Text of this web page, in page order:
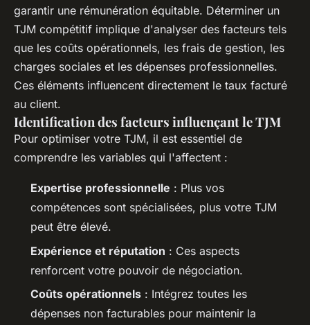
garantir une rémunération équitable. Déterminer un
TJM compétitif implique d'analyser des facteurs tels
que les coûts opérationnels, les frais de gestion, les
charges sociales et les dépenses professionnelles.
Ces éléments influencent directement le taux facturé
au client.
Identification des facteurs influençant le TJM
Pour optimiser votre TJM, il est essentiel de
comprendre les variables qui l'affectent :
Expertise professionnelle : Plus vos
compétences sont spécialisées, plus votre TJM
peut être élevé.
Expérience et réputation : Ces aspects
renforcent votre pouvoir de négociation.
Coûts opérationnels : Intégrez toutes les
dépenses non facturables pour maintenir la